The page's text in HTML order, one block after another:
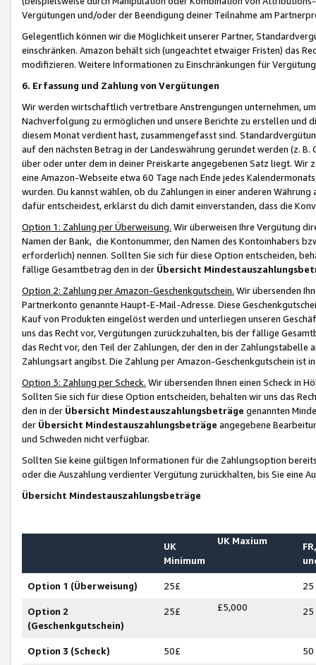
Vergütungen und/oder der Beendigung deiner Teilnahme am
Gelegentlich können wir die Möglichkeit unserer Partner,
einschränken. Amazon behält sich (ungeachtet etwaiger Fristen) das
modifizieren. Weitere Informationen zu Einschränkungen für
6. Erfassung und Zahlung von Vergütungen
Wir werden wirtschaftlich vertretbare Anstrengungen unternehmen,
Nachverfolgung zu ermöglichen und unsere Berichte zu erstellen und
diesem Monat verdient hast, zusammengefasst sind.
auf den nächsten Betrag in der Landeswährung gerundet werden (z.
über oder unter dem in deiner Preiskarte angegebenen Satz liegt.
eine Amazon-Webseite etwa 60 Tage nach Ende jedes
wurden. Du kannst wählen, ob du Zahlungen in einer anderen
dafür entscheidest, erklärst du dich damit einverstanden, dass die
Option 1: Zahlung per Überweisung. Wir überweisen Ihre Vergütung
Namen der Bank, die Kontonummer, den Namen des Kontoinhabers
erforderlich) nennen. Sollten Sie sich für diese Option entscheiden,
fällige Gesamtbetrag den in der Übersicht
Option 2: Zahlung per Amazon-Geschenkgutschein. Wir übersenden
Partnerkonto genannte Haupt-E-Mail-Adresse. Diese
Kauf von Produkten eingelöst werden und unterliegen unseren
uns das Recht vor, Vergütungen zurückzuhalten, bis der fällige
das Recht vor, den Teil der Zahlungen, der den in der
Zahlungsart angibst. Die Zahlung per Amazon-Geschenkgutschein ist
Option 3: Zahlung per Scheck. Wir übersenden Ihnen einen Scheck in
Sollten Sie sich für diese Option entscheiden, behalten wir uns das
den in der Übersicht Mindestauszahlungsbeträge genannten
der Übersicht Mindestauszahlungsbeträge angegebene
und Schweden nicht verfügbar.
Sollten Sie keine gültigen Informationen für die Zahlungsoption
oder die Auszahlung verdienter Vergütung zurückhalten, bis Sie
Übersicht Mindestauszahlungsbeträge
UK
Minimum
UK Maxium
Option 1 (Überweisung) 25£ 25
Option 2
(Geschenkgutschein)
25£ £5,000 25
Option 3 (Scheck) 50£ 50